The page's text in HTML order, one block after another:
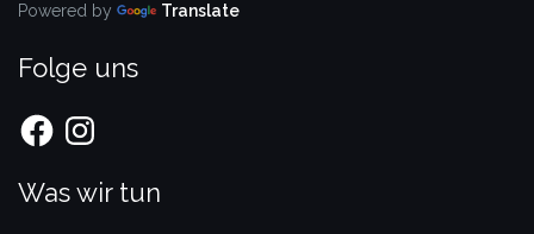
Powered by Translate
Folge uns
FacebookInstagram
Was wir tun